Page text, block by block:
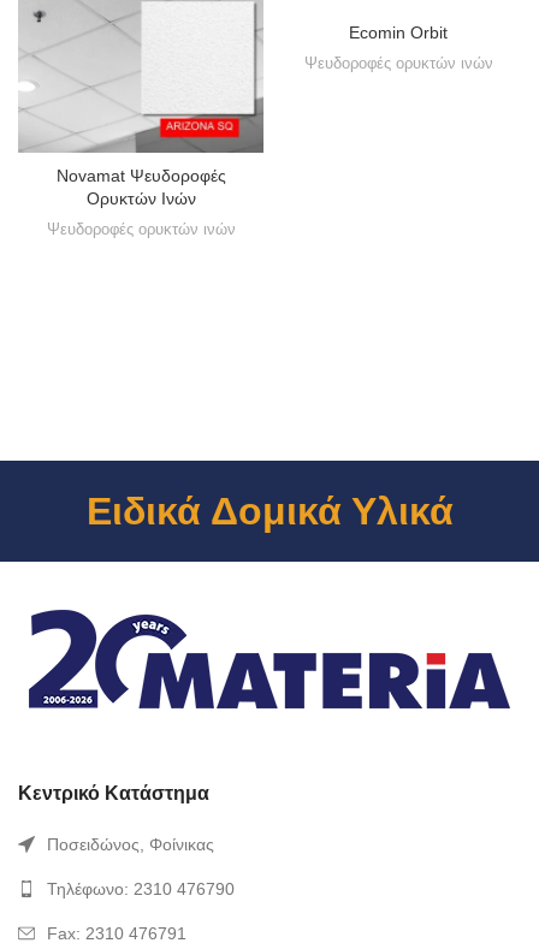
Novamat Ψευδοροφές
Ορυκτών Ινών
Ψευδοροφές ορυκτών ινών
Ecomin Orbit
Ψευδοροφές ορυκτών ινών
Ειδικά Δομικά Υλικά
Κεντρικό Κατάστημα
Ποσειδώνος, Φοίνικας
Τηλέφωνο: 2310 476790
Fax: 2310 476791